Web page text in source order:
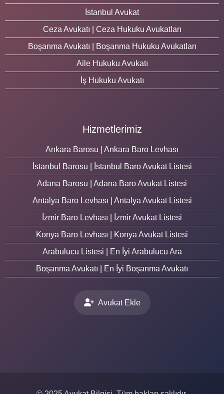
İstanbul Avukat
Ceza Avukatı | Ceza Hukuku Avukatları
Boşanma Avukatı | Boşanma Hukuku Avukatları
Aile Hukuku Avukatı
İş Hukuku Avukatı
Hizmetlerimiz
Ankara Barosu | Ankara Baro Levhası
İstanbul Barosu | İstanbul Baro Avukat Listesi
Adana Barosu | Adana Baro Avukat Listesi
Antalya Baro Levhası | Antalya Avukat Listesi
İzmir Baro Levhası | İzmir Avukat Listesi
Konya Baro Levhası | Konya Avukat Listesi
Arabulucu Listesi | En İyi Arabulucu Ara
Boşanma Avukatı | En İyi Boşanma Avukatı
Avukat Ekle